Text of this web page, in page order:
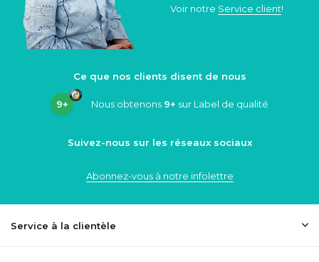
Voir notre Service client!
Ce que nos clients disent de nous
9+ Nous obtenons 9+ sur Label de qualité
Suivez-nous sur les réseaux sociaux
Abonnez-vous à notre infolettre
Service à la clientèle